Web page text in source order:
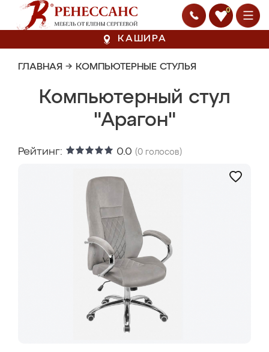
0
КАШИРА
ГЛАВНАЯ → КОМПЬЮТЕРНЫЕ СТУЛЬЯ
Компьютерный стул
"Арагон"
Рейтинг: 0.0 (0 голосов)